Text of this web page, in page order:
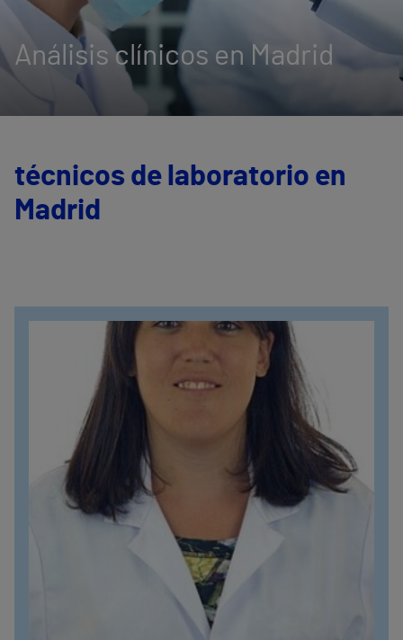
Análisis clínicos en Madrid
técnicos de laboratorio en
Madrid